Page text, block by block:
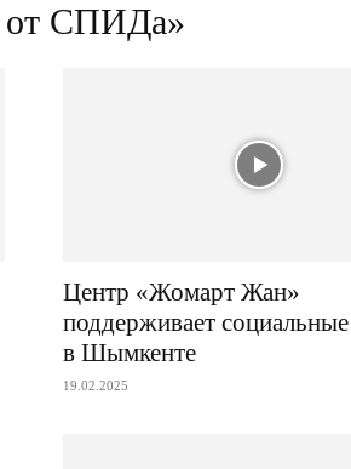
от СПИДа»
Центр «Жомарт Жан»
поддерживает
в Шымкенте
19.02.2025